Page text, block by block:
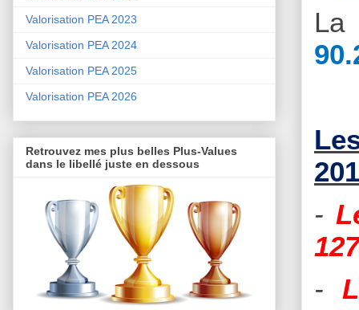
La
-
-
Valorisation PEA 2023
Valorisation PEA 2024
Valorisation PEA 2025
Valorisation PEA 2026
Retrouvez mes plus belles Plus-Values
dans le libellé juste en dessous